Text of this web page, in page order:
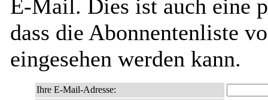
E-Mail. Dies ist auch eine
dass die Abonnentenliste
eingesehen werden kann.
Ihre E-Mail-Adresse: